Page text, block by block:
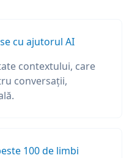
cu ajutorul AI
contextului, care
conversații,
100 de limbi